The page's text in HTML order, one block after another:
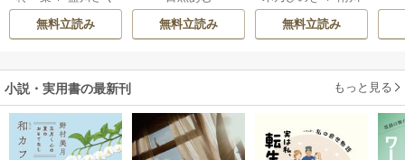
女ゲームの世界で
真実の恋を探しま
ら
無料立読み
無料立読み
自由気ままな花嫁
生活を満喫する
透子/八美☆わん
無料立読み
小説・実用書の最新刊 もっと見る